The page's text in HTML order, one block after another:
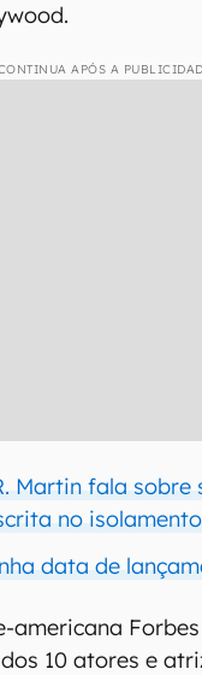
APÓS A
Martin fala
no isolamento
data de
americana
10 atores e